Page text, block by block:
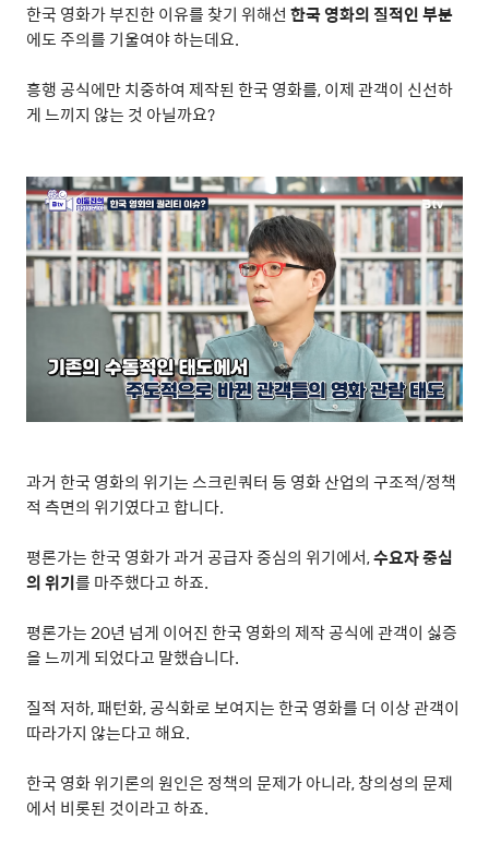
한국 영화가 부진한 이유를 찾기 위해선 한국 영화의 질적인 부분
에도 주의를 기울여야 하는데요.
흥행 공식에만 치중하여 제작된 한국 영화를,이제 관객이 신선하
게 느끼지 않는 것 아닐까요?
과거 한국 영화의 위기는 스크린쿼터 등 영화 산업의 구조적/정책
적 측면의 위기였다고 합니다.
평론가는 한국 영화가 과거 공급자 중심의 위기에서,수요자 중심
의 위기를 마주했다고 하죠.
평론가는20년 넘게 이어진 한국 영화의 제작 공식에 관객이 싫증
을 느끼게 되었다고 말했습니다.
질적 저하,패턴화,공식화로 보여지는 한국 영화를 더 이상 관객이
따라가지 않는다고 해요.
한국 영화 위기론의 원인은 정책의 문제가 아니라,창의성의 문제
에서 비롯된 것이라고 하죠.